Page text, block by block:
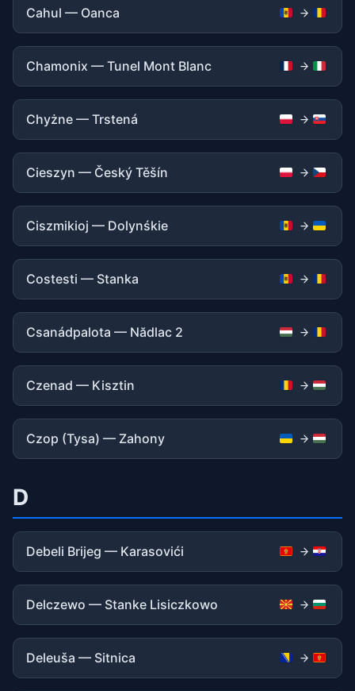
Cahul — Oanca
Chamonix — Tunel Mont Blanc
Chyżne — Trstená
Cieszyn — Český Těšín
Ciszmikioj — Dolynśkie
Costesti — Stanka
Csanádpalota — Nădlac 2
Czenad — Kisztin
Czop (Tysa) — Zahony
D
Debeli Brijeg — Karasovići
Delczewo — Stanke Lisiczkowo
Deleuša — Sitnica